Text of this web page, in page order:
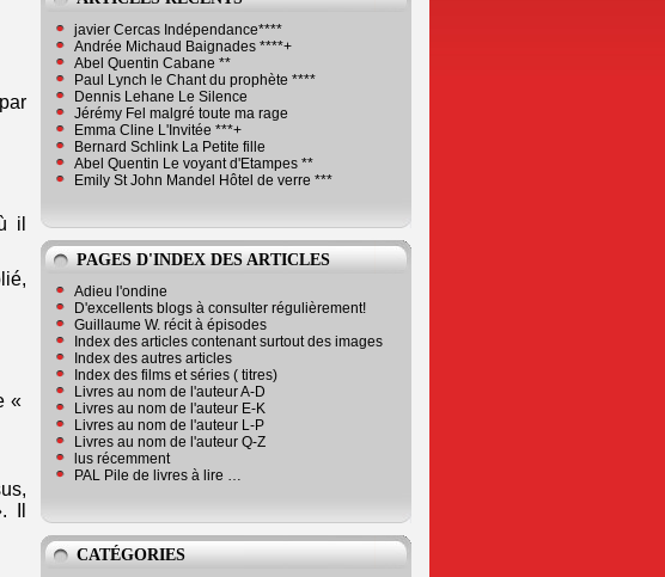
il
«
Il
javier Cercas Indépendance****
Andrée Michaud Baignades ****+
Abel Quentin Cabane **
Paul Lynch le Chant du prophète ****
Dennis Lehane Le Silence
Jérémy Fel malgré toute ma rage
Emma Cline L'Invitée ***+
Bernard Schlink La Petite fille
Abel Quentin Le voyant d'Etampes **
Emily St John Mandel Hôtel de verre ***
PAGES D'INDEX DES ARTICLES
Adieu l'ondine
D'excellents blogs à consulter régulièrement!
Guillaume W. récit à épisodes
Index des articles contenant surtout des images
Index des autres articles
Index des films et séries ( titres)
Livres au nom de l'auteur A-D
Livres au nom de l'auteur E-K
Livres au nom de l'auteur L-P
Livres au nom de l'auteur Q-Z
lus récemment
PAL Pile de livres à lire …
CATÉGORIES